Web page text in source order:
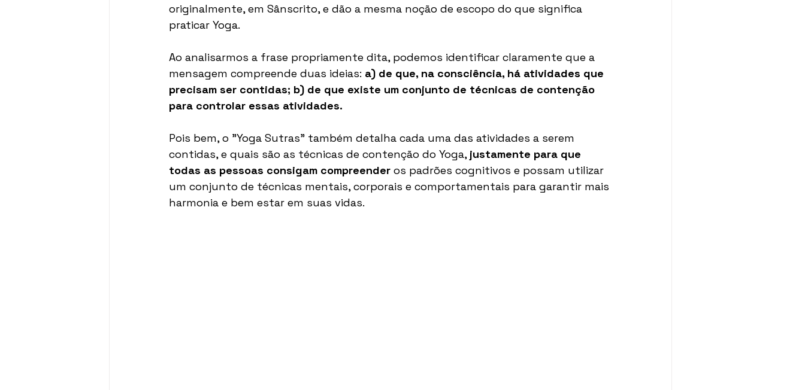
originalmente, em Sânscrito, e dão a mesma noção de escopo do que significa
praticar Yoga.
Ao analisarmos a frase propriamente dita, podemos identificar claramente que a
mensagem compreende duas ideias: a) de que, na consciência, há atividades que
precisam ser contidas; b) de que existe um conjunto de técnicas de contenção
para controlar essas atividades.
Pois bem, o "Yoga Sutras" também detalha cada uma das atividades a serem
contidas, e quais são as técnicas de contenção do Yoga, justamente para que
todas as pessoas consigam compreender os padrões cognitivos e possam utilizar
um conjunto de técnicas mentais, corporais e comportamentais para garantir mais
harmonia e bem estar em suas vidas.